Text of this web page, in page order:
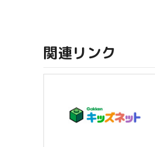
関連リンク